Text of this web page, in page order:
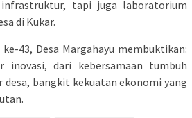
tapi juga laboratorium
di Kukar.
43, Desa Margahayu membuktikan:
inovasi, dari kebersamaan tumbuh
desa, bangkit kekuatan ekonomi yang